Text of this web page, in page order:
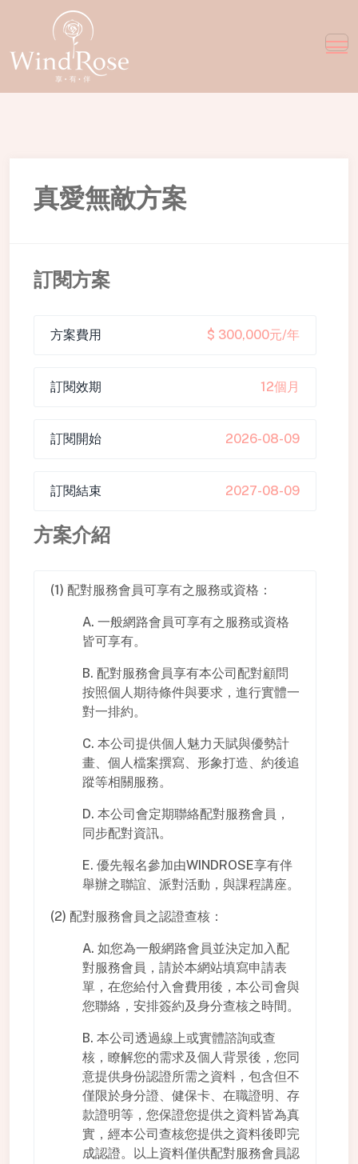
真愛無敵方案
訂閱方案
方案費用 $ 300,000元/年
訂閱效期 12個月
訂閱開始 2026-08-09
訂閱結束 2027-08-09
方案介紹
(1) 配對服務會員可享有之服務或資格：
A. 一般網路會員可享有之服務或資格
皆可享有。
B. 配對服務會員享有本公司配對顧問
按照個人期待條件與要求，進行實體一
對一排約。
C. 本公司提供個人魅力天賦與優勢計
畫、個人檔案撰寫、形象打造、約後追
蹤等相關服務。
D. 本公司會定期聯絡配對服務會員，
同步配對資訊。
E. 優先報名參加由WINDROSE享有伴
舉辦之聯誼、派對活動，與課程講座。
(2) 配對服務會員之認證查核：
A. 如您為一般網路會員並決定加入配
對服務會員，請於本網站填寫申請表
單，在您給付入會費用後，本公司會與
您聯絡，安排簽約及身分查核之時間。
B. 本公司透過線上或實體諮詢或查
核，瞭解您的需求及個人背景後，您同
意提供身份認證所需之資料，包含但不
僅限於身分證、健保卡、在職證明、存
款證明等，您保證您提供之資料皆為真
實，經本公司查核您提供之資料後即完
成認證。以上資料僅供配對服務會員認